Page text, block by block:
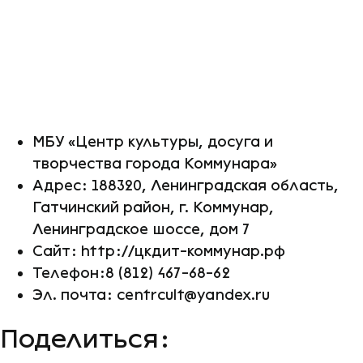
МБУ «Центр культуры, досуга и
творчества города Коммунара»
Адрес: 188320, Ленинградская область,
Гатчинский район, г. Коммунар,
Ленинградское шоссе, дом 7
Сайт: http://цкдит-коммунар.рф
Телефон:8 (812) 467-68-62
Эл. почта: centrcult@yandex.ru
Поделиться: